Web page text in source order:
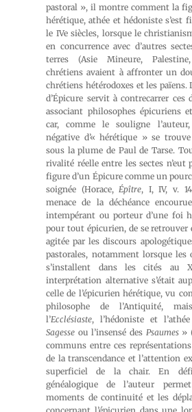
pastoral », il montre comment la
hérétique, athée et hédoniste s’est
le IVe siècles, lorsque le
en concurrence avec d’autres
terres (Asie Mineure,
chrétiens avaient à affronter un
chrétiens hétérodoxes et les païens.
d’Épicure servit à contrecarrer ces
associant philosophes épicuriens
car, comme le souligne
négative d’« hérétique » se
sous la plume de Paul de Tarse.
rivalité réelle entre les sectes n’eut
figure d’un Épicure comme un
soignée (Horace,Épître, I, IV, v.
menace de la déchéance
intempérant ou porteur d’une foi
pour tout épicurien, de se retrouver
agitée par les discours
pastorales, notamment lorsque les
s’installent dans les cités au
interprétation alternative s’était
celle de l’épicurien hérétique, vu
philosophe de l’Antiquité,
l’Ecclésiaste, l’hédoniste et
Sagesse ou l’insensé des Psaumes »
communs entre ces
de la transcendance et l’attention
superficiel de la chair. En
généalogique de l’auteur
moments de continuité et les